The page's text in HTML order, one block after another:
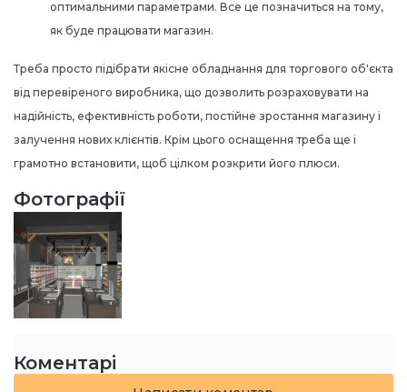
оптимальними параметрами. Все це позначиться на тому,
як буде працювати магазин.
Треба просто підібрати якісне обладнання для торгового об'єкта
від перевіреного виробника, що дозволить розраховувати на
надійність, ефективність роботи, постійне зростання магазину і
залучення нових клієнтів. Крім цього оснащення треба ще і
грамотно встановити, щоб цілком розкрити його плюси.
Фотографії
Коментарі